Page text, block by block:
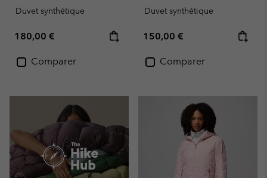
Duvet synthétique
Regular price:
180,00 €
Comparer
Duvet synthétique
Regular price:
150,00 €
Comparer